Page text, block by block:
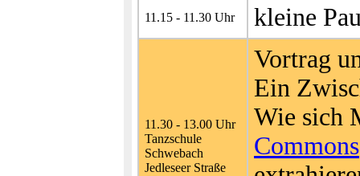
11.15 - 11.30 Uhr kleine
11.30 - 13.00 Uhr
Tanzschule
Schwebach
Jedleseer Straße
Vortrag
Ein
Wie sich
Commons